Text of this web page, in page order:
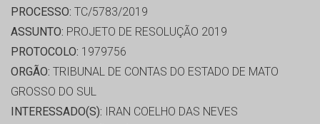
PROCESSO: TC/5783/2019
ASSUNTO: PROJETO DE RESOLUÇÃO 2019
PROTOCOLO: 1979756
ORGÃO: TRIBUNAL DE CONTAS DO ESTADO DE MATO
GROSSO DO SUL
INTERESSADO(S): IRAN COELHO DAS NEVES